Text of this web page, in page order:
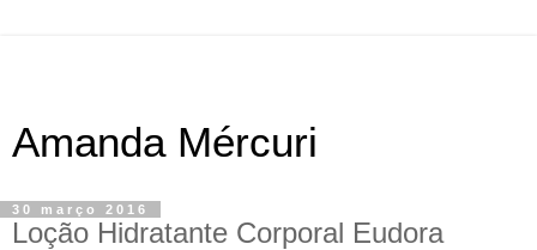
Amanda Mércuri
30 março 2016
Loção Hidratante Corporal Eudora